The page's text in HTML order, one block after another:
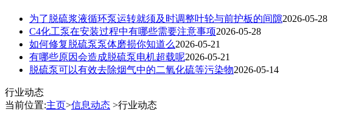
为了脱硫浆液循环泵运转就须及时调整叶轮与前护板的间隙2026-05-28
C4化工泵在安装过程中有哪些需要注意事项2026-05-28
如何修复脱硫泵泵体磨损你知道么2026-05-21
有哪些原因会造成脱硫泵电机超载呢2026-05-21
脱硫泵可以有效去除烟气中的二氧化硫等污染物2026-05-14
行业动态
当前位置:主页>信息动态 >行业动态